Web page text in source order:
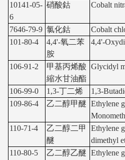
10141-05-
6
硝酸鈷 Cobalt
7646-79-9 氯化鈷
Cobalt
101-80-4
4,4'-氧二苯
胺
4,4'-
106-91-2
甲基丙烯酸
縮水甘油酯
Glycidyl
106-99-0 1,3-丁二烯
1,3-
109-86-4
乙二醇甲醚 Ethylene
110-71-4
乙二醇二甲
醚
Ethylene
dimethyl
110-80-5
乙二醇乙醚 Ethylene